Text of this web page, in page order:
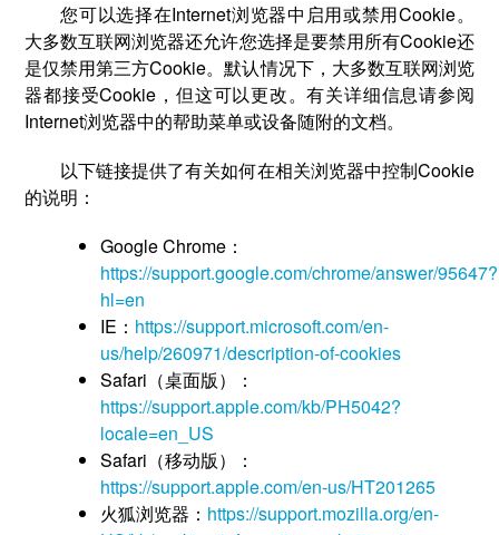
您可以选择在Internet浏览器中启用或禁用Cookie。
大多数互联网浏览器还允许您选择是要禁用所有Cookie还
是仅禁用第三方Cookie。默认情况下，大多数互联网浏览
器都接受Cookie，但这可以更改。有关详细信息请参阅
Internet浏览器中的帮助菜单或设备随附的文档。
以下链接提供了有关如何在相关浏览器中控制Cookie
的说明：
Google Chrome：
https://support.google.com/chrome/answer/95647?
hl=en
IE： https://support.microsoft.com/en-
us/help/260971/description-of-cookies
Safari（桌面版）：
https://support.apple.com/kb/PH5042?
locale=en_US
Safari（移动版）：
https://support.apple.com/en-us/HT201265
火狐浏览器： https://support.mozilla.org/en-